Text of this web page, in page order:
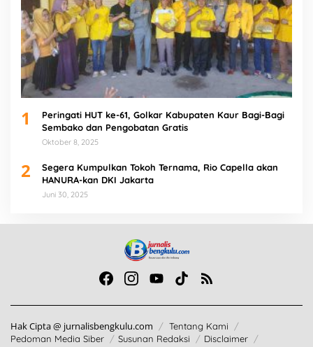
1
Peringati HUT ke-61, Golkar Kabupaten Kaur Bagi-Bagi
Sembako dan Pengobatan Gratis
Oktober 8, 2025
2
Segera Kumpulkan Tokoh Ternama, Rio Capella akan
HANURA-kan DKI Jakarta
Juni 30, 2025
Hak Cipta @ jurnalisbengkulu.com
Tentang Kami
Pedoman Media Siber
Susunan Redaksi
Disclaimer